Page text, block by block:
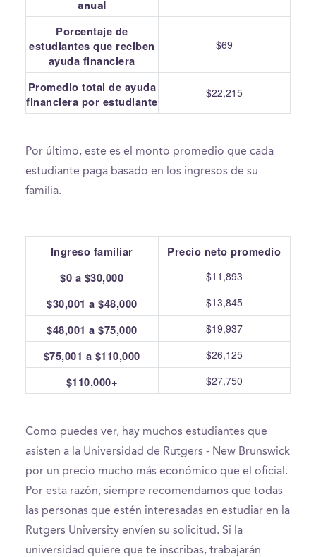
anual
Porcentaje de
estudiantes que reciben
ayuda financiera
$69
Promedio total de ayuda
financiera por estudiante
$22,215
Por último, este es el monto promedio que cada
estudiante paga basado en los ingresos de su
familia.
Ingreso familiar
Precio neto promedio
$0 a $30,000
$11,893
$30,001 a $48,000 $13,845
$48,001 a $75,000 $19,937
$75,001 a $110,000 $26,125
$110,000+ $27,750
Como puedes ver, hay muchos estudiantes que
asisten a la Universidad de Rutgers - New Brunswick
por un precio mucho más económico que el oficial.
Por esta razón, siempre recomendamos que todas
las personas que estén interesadas en estudiar en la
Rutgers University envíen su solicitud. Si la
universidad quiere que te inscribas, trabajarán